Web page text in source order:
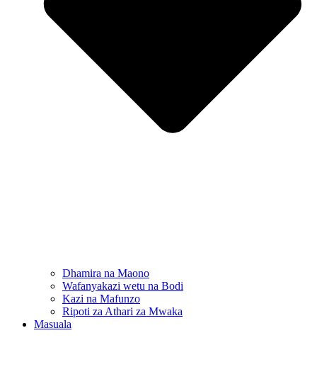
Dhamira na Maono
Wafanyakazi wetu na Bodi
Kazi na Mafunzo
Ripoti za Athari za Mwaka
Masuala